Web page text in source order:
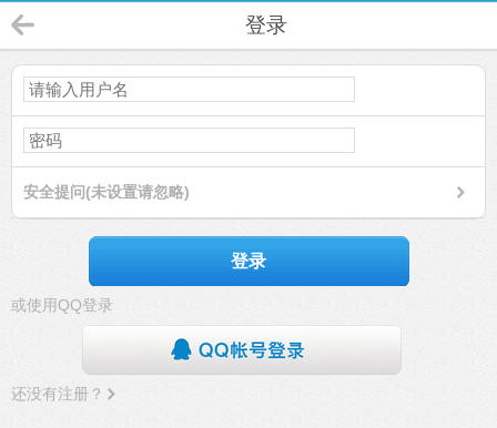
登录
安全提问(未设置请忽略)
登录
或使用QQ登录
还没有注册？